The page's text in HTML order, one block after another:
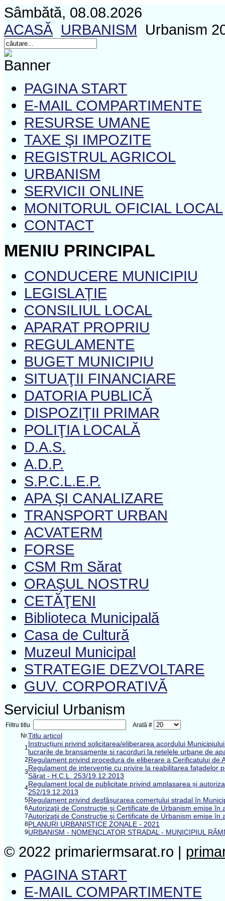
Sâmbătă, 08.08.2026
ACASĂ URBANISM Urbanism
PAGINA START
E-MAIL COMPARTIMENTE
RESURSE UMANE
TAXE ŞI IMPOZITE
REGISTRUL AGRICOL
URBANISM
SERVICII ONLINE
MONITORUL OFICIAL LOCAL
CONTACT
MENIU PRINCIPAL
CONDUCERE MUNICIPIU
LEGISLAȚIE
CONSILIUL LOCAL
APARAT PROPRIU
REGULAMENTE
BUGET MUNICIPIU
SITUAŢII FINANCIARE
DATORIA PUBLICĂ
DISPOZIŢII PRIMAR
POLIŢIA LOCALĂ
D.A.S.
A.D.P.
S.P.C.L.E.P.
APA ŞI CANALIZARE
TRANSPORT URBAN
ACVATERM
FORSE
CSM Rm Sărat
ORAŞUL NOSTRU
CETĂŢENI
Biblioteca Municipală
Casa de Cultură
Muzeul Municipal
STRATEGIE DEZVOLTARE
GUV. CORPORATIVĂ
Serviciul Urbanism
Filtru titlu
Arată #
Nr.Titlu articol
1Instrucțiuni privind solicitarea/eliberarea acordului
lucrarile de bransamente si racorduri la retelele urbane de
2Regulament privind procedura de eliberare a Cerificatului
3Regulament de intervenție cu privire la reabilitarea fațadelor
Sărat - H.C.L. 253/19.12.2013
4Regulament local de publicitate privind amplasarea și
252/19.12.2013
5Regulament privind desfășurarea comerțului stradal în
6Autorizaţii de Construcţie şi Certificate de Urbanism emise în
7Autorizaţii de Construcţie şi Certificate de Urbanism emise în
8PLANURI URBANISTICE ZONALE - 2021
9URBANISM - NOMENCLATOR STRADAL - MUNICIPIUL
© 2022 primariermsarat.ro |
PAGINA START
E-MAIL COMPARTIMENTE